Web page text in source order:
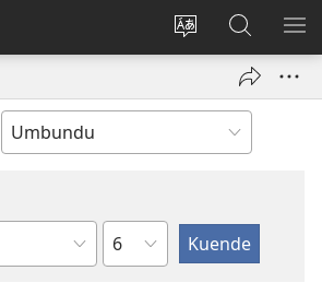
Change
language
Iñila
(yikula
Sandiliya
vo
JW.ORG
Ocipama